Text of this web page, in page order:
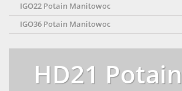
IGO22 Potain Manitowoc
IGO36 Potain Manitowoc
HD21 Potain